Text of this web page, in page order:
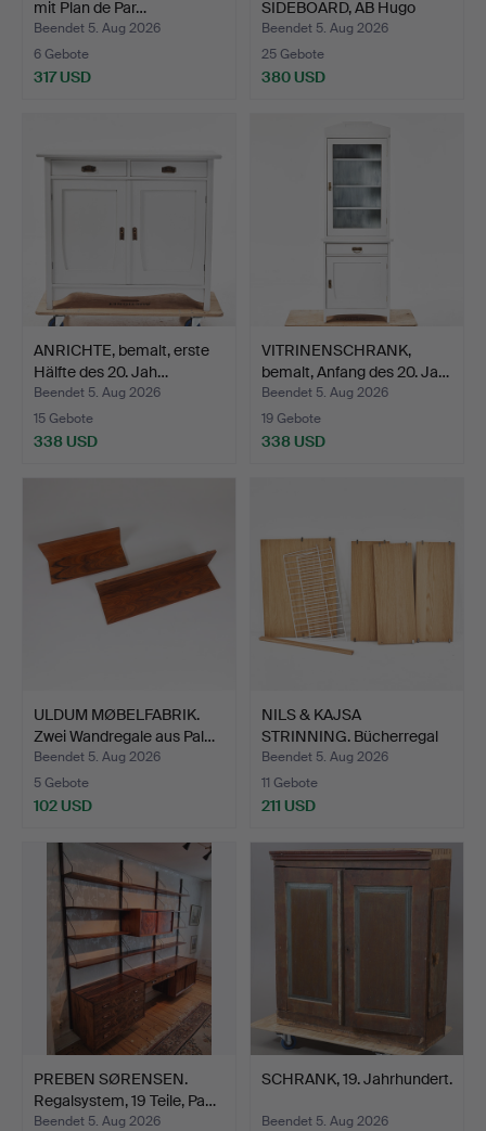
mit Plan de Par…
Beendet 5. Aug 2026
6 Gebote
317 USD
SIDEBOARD, AB Hugo
Troeds In…
Beendet 5. Aug 2026
25 Gebote
380 USD
ANRICHTE, bemalt, erste
Hälfte des 20. Jah…
Beendet 5. Aug 2026
15 Gebote
338 USD
VITRINENSCHRANK,
bemalt, Anfang des 20. Ja…
Beendet 5. Aug 2026
19 Gebote
338 USD
ULDUM MØBELFABRIK.
Zwei Wandregale aus Pal…
Beendet 5. Aug 2026
5 Gebote
102 USD
NILS & KAJSA
STRINNING. Bücherregal
mit Sc…
Beendet 5. Aug 2026
11 Gebote
211 USD
PREBEN SØRENSEN.
Regalsystem, 19 Teile, Pa…
Beendet 5. Aug 2026
SCHRANK, 19. Jahrhundert.
Beendet 5. Aug 2026